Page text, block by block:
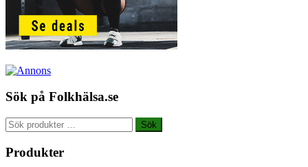
Sök på Folkhälsa.se
Sök
efter:
Sök
Produkter